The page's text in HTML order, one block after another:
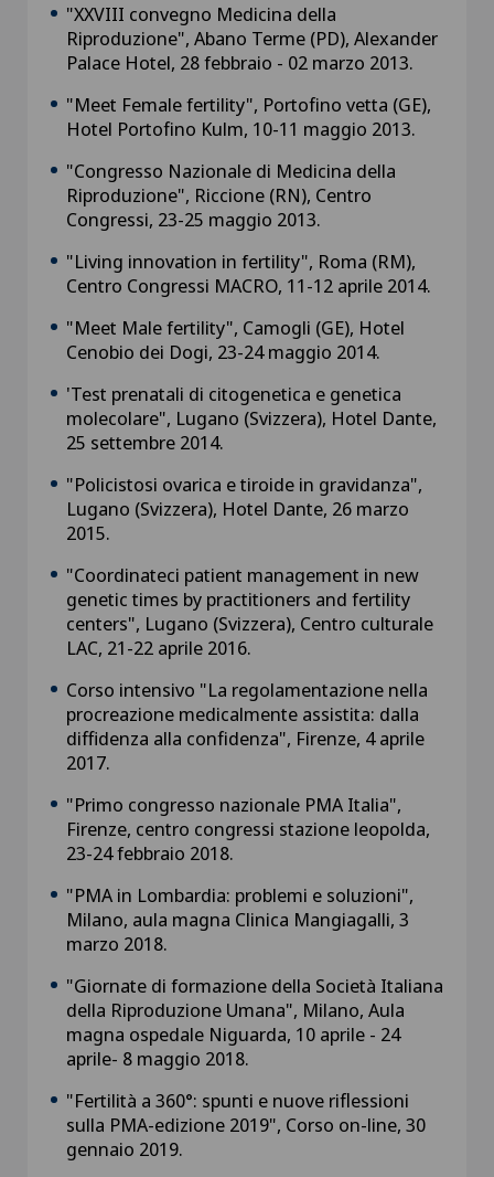
"XXVIII convegno Medicina della
Riproduzione", Abano Terme (PD), Alexander
Palace Hotel, 28 febbraio - 02 marzo 2013.
"Meet Female fertility", Portofino vetta (GE),
Hotel Portofino Kulm, 10-11 maggio 2013.
"Congresso Nazionale di Medicina della
Riproduzione", Riccione (RN), Centro
Congressi, 23-25 maggio 2013.
"Living innovation in fertility", Roma (RM),
Centro Congressi MACRO, 11-12 aprile 2014.
"Meet Male fertility", Camogli (GE), Hotel
Cenobio dei Dogi, 23-24 maggio 2014.
'Test prenatali di citogenetica e genetica
molecolare", Lugano (Svizzera), Hotel Dante,
25 settembre 2014.
"Policistosi ovarica e tiroide in gravidanza",
Lugano (Svizzera), Hotel Dante, 26 marzo
2015.
"Coordinateci patient management in new
genetic times by practitioners and fertility
centers", Lugano (Svizzera), Centro culturale
LAC, 21-22 aprile 2016.
Corso intensivo "La regolamentazione nella
procreazione medicalmente assistita: dalla
diffidenza alla confidenza", Firenze, 4 aprile
2017.
"Primo congresso nazionale PMA Italia",
Firenze, centro congressi stazione leopolda,
23-24 febbraio 2018.
"PMA in Lombardia: problemi e soluzioni",
Milano, aula magna Clinica Mangiagalli, 3
marzo 2018.
"Giornate di formazione della Società Italiana
della Riproduzione Umana", Milano, Aula
magna ospedale Niguarda, 10 aprile - 24
aprile- 8 maggio 2018.
"Fertilità a 360°: spunti e nuove riflessioni
sulla PMA-edizione 2019", Corso on-line, 30
gennaio 2019.